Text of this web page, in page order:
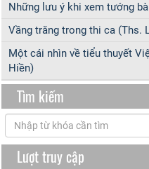
Những lưu ý khi xem tướng
Vầng trăng trong thi ca (Ths.
Một cái nhìn về tiểu thuyết
Hiền)
Tìm kiếm
Lượt truy cập